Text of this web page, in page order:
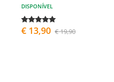
DISPONÍVEL
€ 13,90 € 19,90